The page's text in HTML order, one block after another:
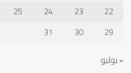
22
23
24
25
29
30
31
« يوليو